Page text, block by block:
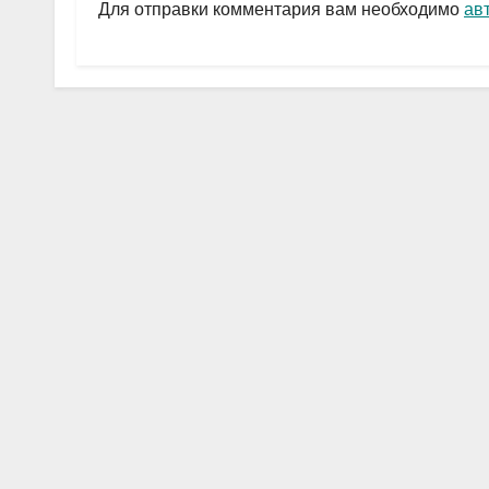
p
ть
Для отправки комментария вам необходимо